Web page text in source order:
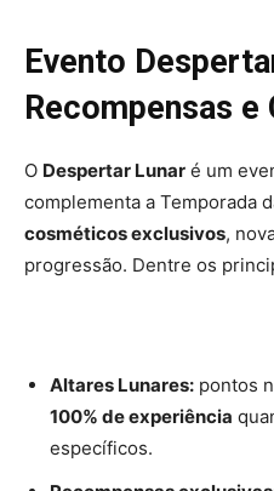
Evento
Recompensas e
O Despertar Lunar é um
complementa a Temporada
cosméticos exclusivos,
progressão. Dentre os
Altares Lunares: pontos
100% de experiência
específicos.